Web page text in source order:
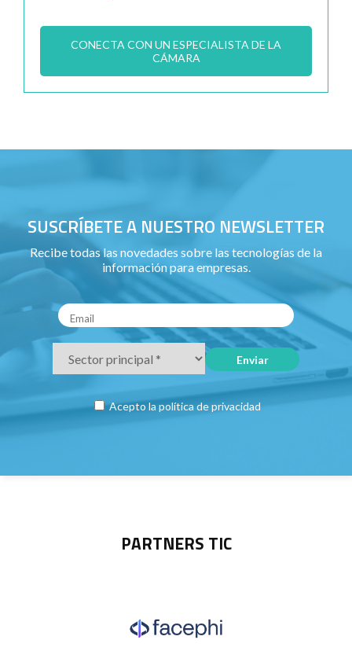
CONECTA CON UN ESPECIALISTA DE LA
CÁMARA
SUSCRÍBETE A NUESTRO NEWSLETTER
Recibe todas las novedades sobre las tecnologías de la
información para empresas.
Acepto la política de privacidad
PARTNERS TIC